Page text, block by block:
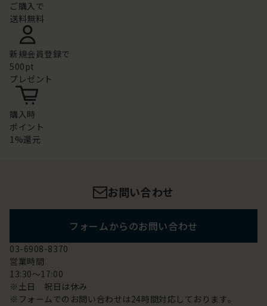
ご購入で
送料無料
新規会員登録で
500pt
プレゼント
購入時
ポイント
1%還元
お問い合わせ
フォームからのお問い合わせ
03-6908-8370
営業時間
13:30～17:00
※土日 祝日は休み
※フォームでのお問い合わせは24時間対応しております。